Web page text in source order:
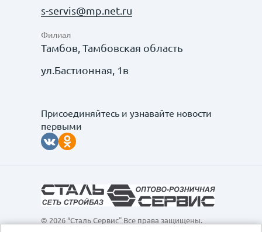
s-servis@mp.net.ru
Филиал
Тамбов, Тамбовская область
ул.Бастионная, 1в
Присоединяйтесь и узнавайте новости
первыми
© 2026 “Сталь Сервис" Все права защищены.